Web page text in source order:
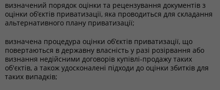
визначений порядок оцінки та рецензування документів з
оцінки об’єктів приватизації, яка проводиться для складання
альтернативного плану приватизації;
визначена процедура оцінки об’єктів приватизації, що
повертаються в державну власність у разі розірвання або
визнання недійсними договорів купівлі-продажу таких
об'єктів, а також удосконалені підходи до оцінки збитків для
таких випадків;